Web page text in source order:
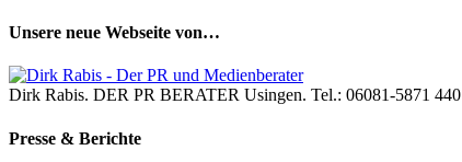
Unsere neue Webseite von…
Dirk Rabis. DER PR BERATER Usingen. Tel.: 06081-5871 440
Presse & Berichte